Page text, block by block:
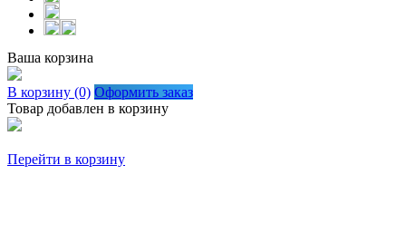
Ваша корзина
В корзину (0) Оформить заказ
Товар добавлен в корзину
Перейти в корзину